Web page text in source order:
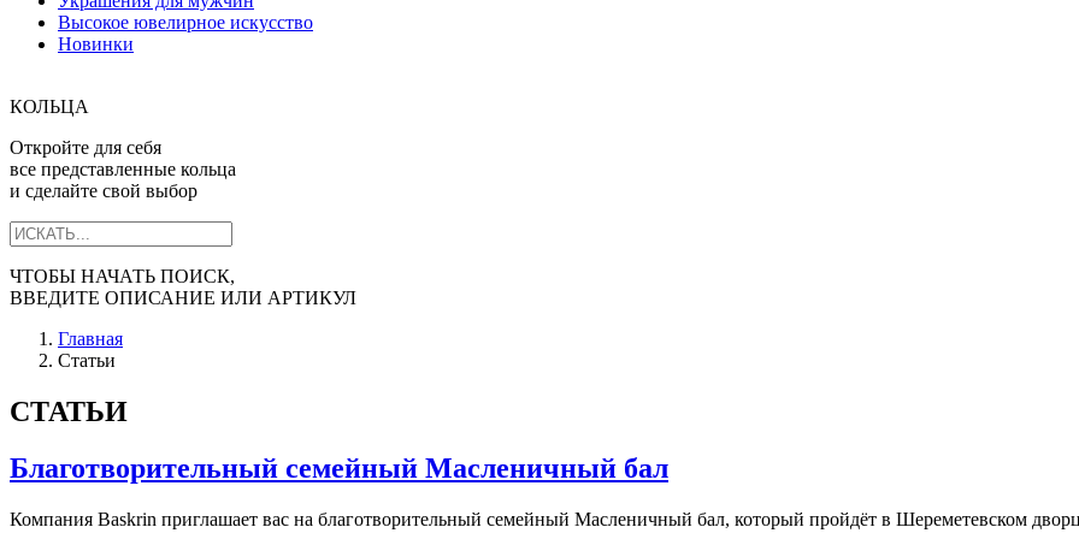
Высокое ювелирное искусство
Новинки
КОЛЬЦА
Откройте для себя
все представленные кольца
и сделайте свой выбор
ЧТОБЫ НАЧАТЬ ПОИСК,
ВВЕДИТЕ ОПИСАНИЕ ИЛИ АРТИКУЛ
Главная
Статьи
СТАТЬИ
Благотворительный семейный Масленичный бал
Компания Baskrin приглашает вас на благотворительный семейный Масленичный бал, который пройдёт в Шереметевском